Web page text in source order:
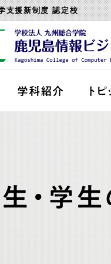
支援新制度 認定校